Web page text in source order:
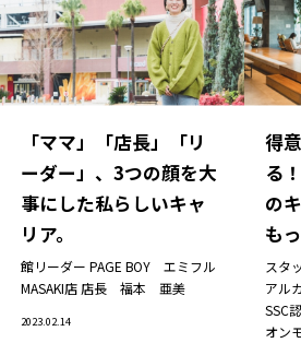
「ママ」「店長」「リ
ーダー」、3つの顔を大
事にした私らしいキャ
リア。
館リーダー PAGE BOY エミフル
MASAKI店 店長 福本 亜美
2023.02.14
得
る
の
も
スタ
アル
SSC
オン